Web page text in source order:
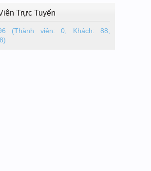
Trực Tuyến
(Thành viên: 0, Khách: 88,